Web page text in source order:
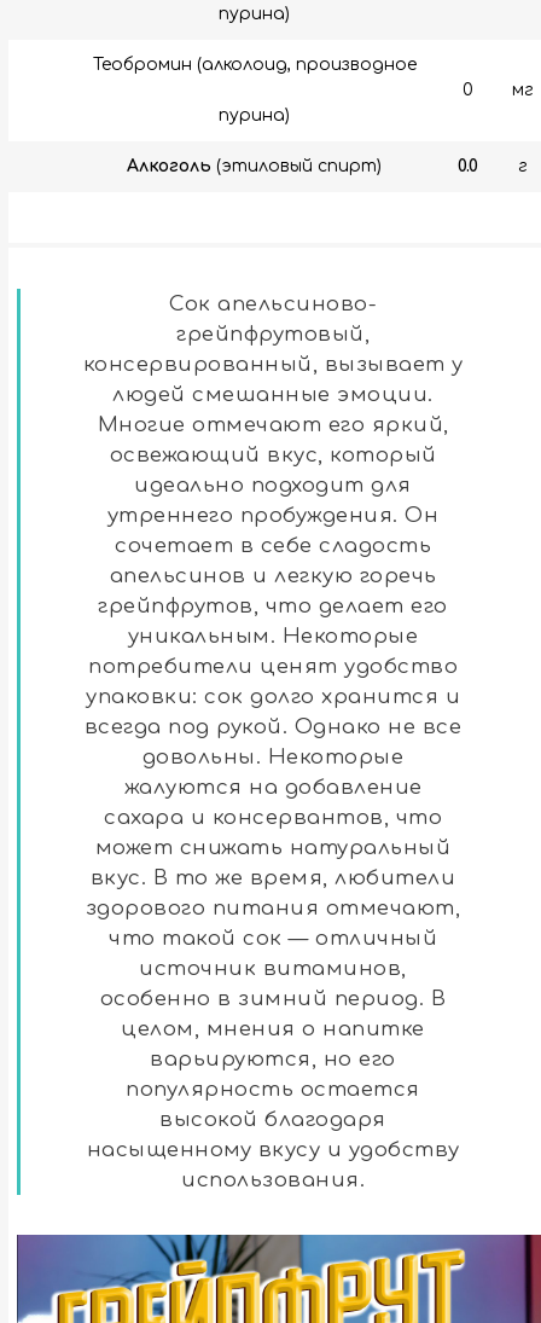
пурина)
Теобромин (алколоид, производное
пурина)
0 мг
Алкоголь (этиловый спирт) 0.0 г
Сок апельсиново-
грейпфрутовый,
консервированный, вызывает у
людей смешанные эмоции.
Многие отмечают его яркий,
освежающий вкус, который
идеально подходит для
утреннего пробуждения. Он
сочетает в себе сладость
апельсинов и легкую горечь
грейпфрутов, что делает его
уникальным. Некоторые
потребители ценят удобство
упаковки: сок долго хранится и
всегда под рукой. Однако не все
довольны. Некоторые
жалуются на добавление
сахара и консервантов, что
может снижать натуральный
вкус. В то же время, любители
здорового питания отмечают,
что такой сок — отличный
источник витаминов,
особенно в зимний период. В
целом, мнения о напитке
варьируются, но его
популярность остается
высокой благодаря
насыщенному вкусу и удобству
использования.